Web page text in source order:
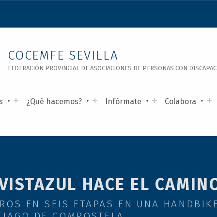
COCEMFE SEVILLA
FEDERACIÓN PROVINCIAL DE ASOCIACIONES DE PERSONAS CON
¿Qué hacemos? Infórmate Colabora
HACE EL
EN SEIS ETAPAS EN UNA